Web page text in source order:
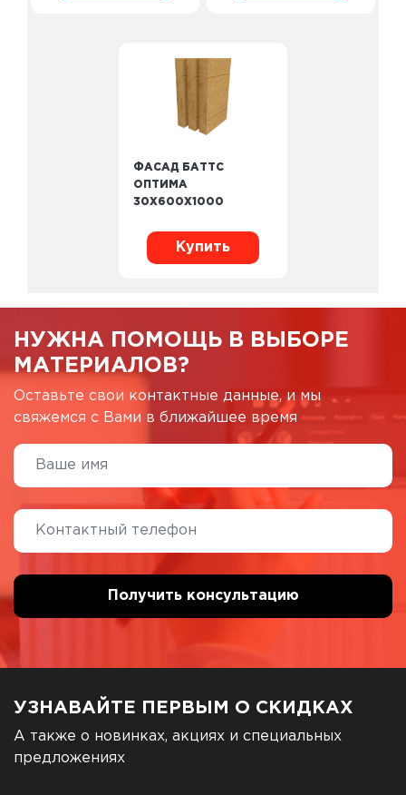
ФАСАД БАТТС
ОПТИМА
30X600X1000
Купить
НУЖНА ПОМОЩЬ В ВЫБОРЕ
МАТЕРИАЛОВ?
Оставьте свои контактные данные, и мы
свяжемся с Вами в ближайшее время
УЗНАВАЙТЕ ПЕРВЫМ О СКИДКАХ
А также о новинках, акциях и специальных
предложениях